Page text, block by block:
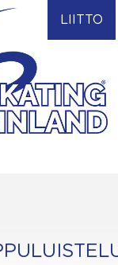
LIITTO